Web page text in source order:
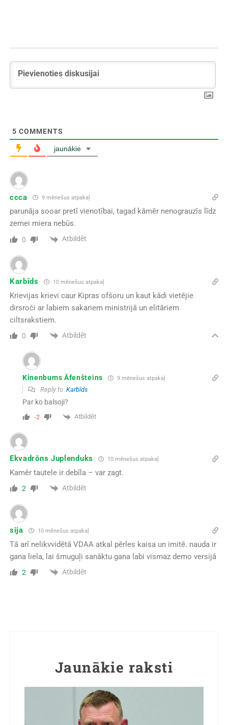
5 COMMENTS
jaunākie
ccca 9 mēnešus atpakaļ
parunāja sooar pretī vienotībai, tagad kāmēr nenograuzīs līdz
zemei miera nebūs.
0 Atbildēt
Karbīds 10 mēnešus atpakaļ
Krievijas krievi caur Kipras ofšoru un kaut kādi vietējie
dirsroči ar labiem sakariem ministrijā un elitāriem
ciltsrakstiem.
0 Atbildēt
Kinenbums Āfenšteins 9 mēnešus atpakaļ
Reply to Karbīds
Par ko balsoji?
-2 Atbildēt
Ekvadrōns Juplenduks 10 mēnešus atpakaļ
Kamēr tautele ir debīla – var zagt.
2 Atbildēt
sija 10 mēnešus atpakaļ
Tā arī nelikvvidētā VDAA atkal pērles kaisa un imitē. nauda ir
gana liela, lai šmuguļi sanāktu gana labi vismaz demo versijā
2 Atbildēt
Jaunākie raksti